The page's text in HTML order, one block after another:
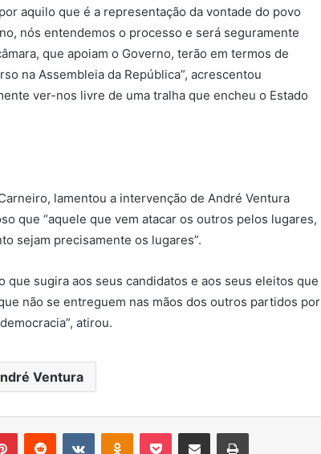
aquilo que é a representação da vontade do povo
nós entendemos o processo e será seguramente
que apoiam o Governo, terão em termos de
na Assembleia da República”, acrescentou
ver-nos livre de uma tralha que encheu o Estado
lamentou a intervenção de André Ventura
que “aquele que vem atacar os outros pelos lugares,
sejam precisamente os lugares”.
que sugira aos seus candidatos e aos seus eleitos que
não se entreguem nas mãos dos outros partidos por
atirou.
Ventura
PinterestReddit VK OK Pocket Compartilhar via e-mail Imprimir